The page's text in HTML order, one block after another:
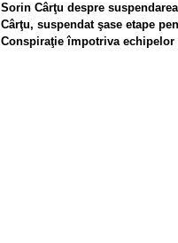
Sorin Cârţu despre
Cârţu, suspendat şase etape
Conspiraţie împotriva